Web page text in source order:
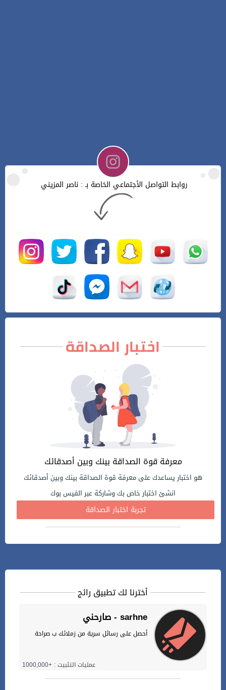
روابط التواصل الأجتماعي الخاصة بـ : ناصر المزيني
اختبار الصداقة
معرفة قوة الصداقة بينك وبين أصدقائك
هو اختبار يساعدك على معرفة قوة الصداقة بينك وبين أصدقائك
انشئ اختبار خاص بك وشاركة عبر الفيس بوك
تجربة اختبار الصداقة
أخترنا لك تطبيق رائج
صارحني - sarhne
أحصل على رسائل سرية من زملائك ب صراحة
عمليات التثبيت : +1000,000